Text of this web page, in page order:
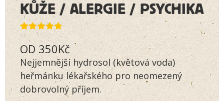
KŮŽE / ALERGIE / PSYCHIKA
Hodnoceno
4.79z 5 na
základě
149
hodnocení
zákazníků
OD 350Kč
Nejjemnější hydrosol (květová voda)
heřmánku lékařského pro neomezený
dobrovolný příjem.